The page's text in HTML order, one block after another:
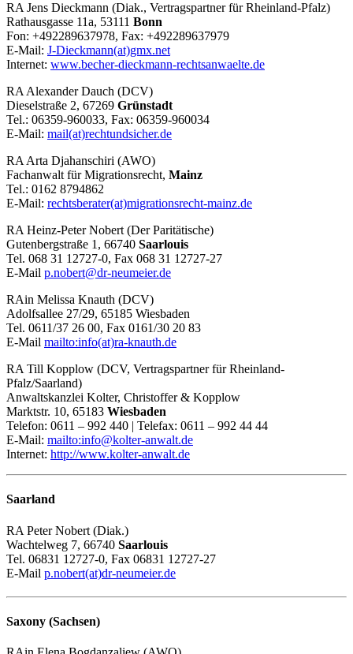
RA Jens Dieckmann (Diak., Vertragspartner für Rheinland-Pfalz)
Rathausgasse 11a, 53111 Bonn
Fon: +492289637978, Fax: +492289637979
E-Mail: J-Dieckmann(at)gmx.net
Internet: www.becher-dieckmann-rechtsanwaelte.de
RA Alexander Dauch (DCV)
Dieselstraße 2, 67269 Grünstadt
Tel.: 06359-960033, Fax: 06359-960034
E-Mail: mail(at)rechtundsicher.de
RA Arta Djahanschiri (AWO)
Fachanwalt für Migrationsrecht, Mainz
Tel.: 0162 8794862
E-Mail: rechtsberater(at)migrationsrecht-mainz.de
RA Heinz-Peter Nobert (Der Paritätische)
Gutenbergstraße 1, 66740 Saarlouis
Tel. 068 31 12727-0, Fax 068 31 12727-27
E-Mail p.nobert@dr-neumeier.de
RAin Melissa Knauth (DCV)
Adolfsallee 27/29, 65185 Wiesbaden
Tel. 0611/37 26 00, Fax 0161/30 20 83
E-Mail mailto:info(at)ra-knauth.de
RA Till Kopplow (DCV, Vertragspartner für Rheinland-
Pfalz/Saarland)
Anwaltskanzlei Kolter, Christoffer & Kopplow
Marktstr. 10, 65183 Wiesbaden
Telefon: 0611 – 992 440 | Telefax: 0611 – 992 44 44
E-Mail: mailto:info@kolter-anwalt.de
Internet: http://www.kolter-anwalt.de
Saarland
RA Peter Nobert (Diak.)
Wachtelweg 7, 66740 Saarlouis
Tel. 06831 12727-0, Fax 06831 12727-27
E-Mail p.nobert(at)dr-neumeier.de
Saxony (Sachsen)